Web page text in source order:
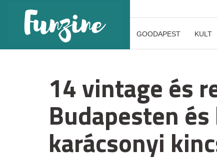
GOODAPEST KULT
14 vintage és
Budapesten
karácsonyi